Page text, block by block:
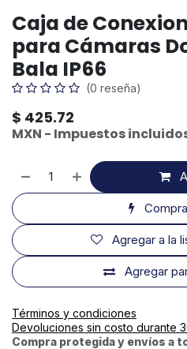
Caja de
para Cámaras
Bala IP66
(0 reseña)
$ 425.72
MXN - Impuestos
Agregar
Agregar a la
Términos y condiciones
Devoluciones sin costo durante
Compra protegida y envíos a